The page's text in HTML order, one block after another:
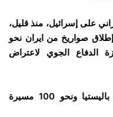
على إسرائيل، منذ قليل،
صواريخ من ايران نحو
الدفاع الجوي لاعتراض
وبدأت إيران ردها بنحو 150 صاروخا باليستيا ونحو 100 مسيرة